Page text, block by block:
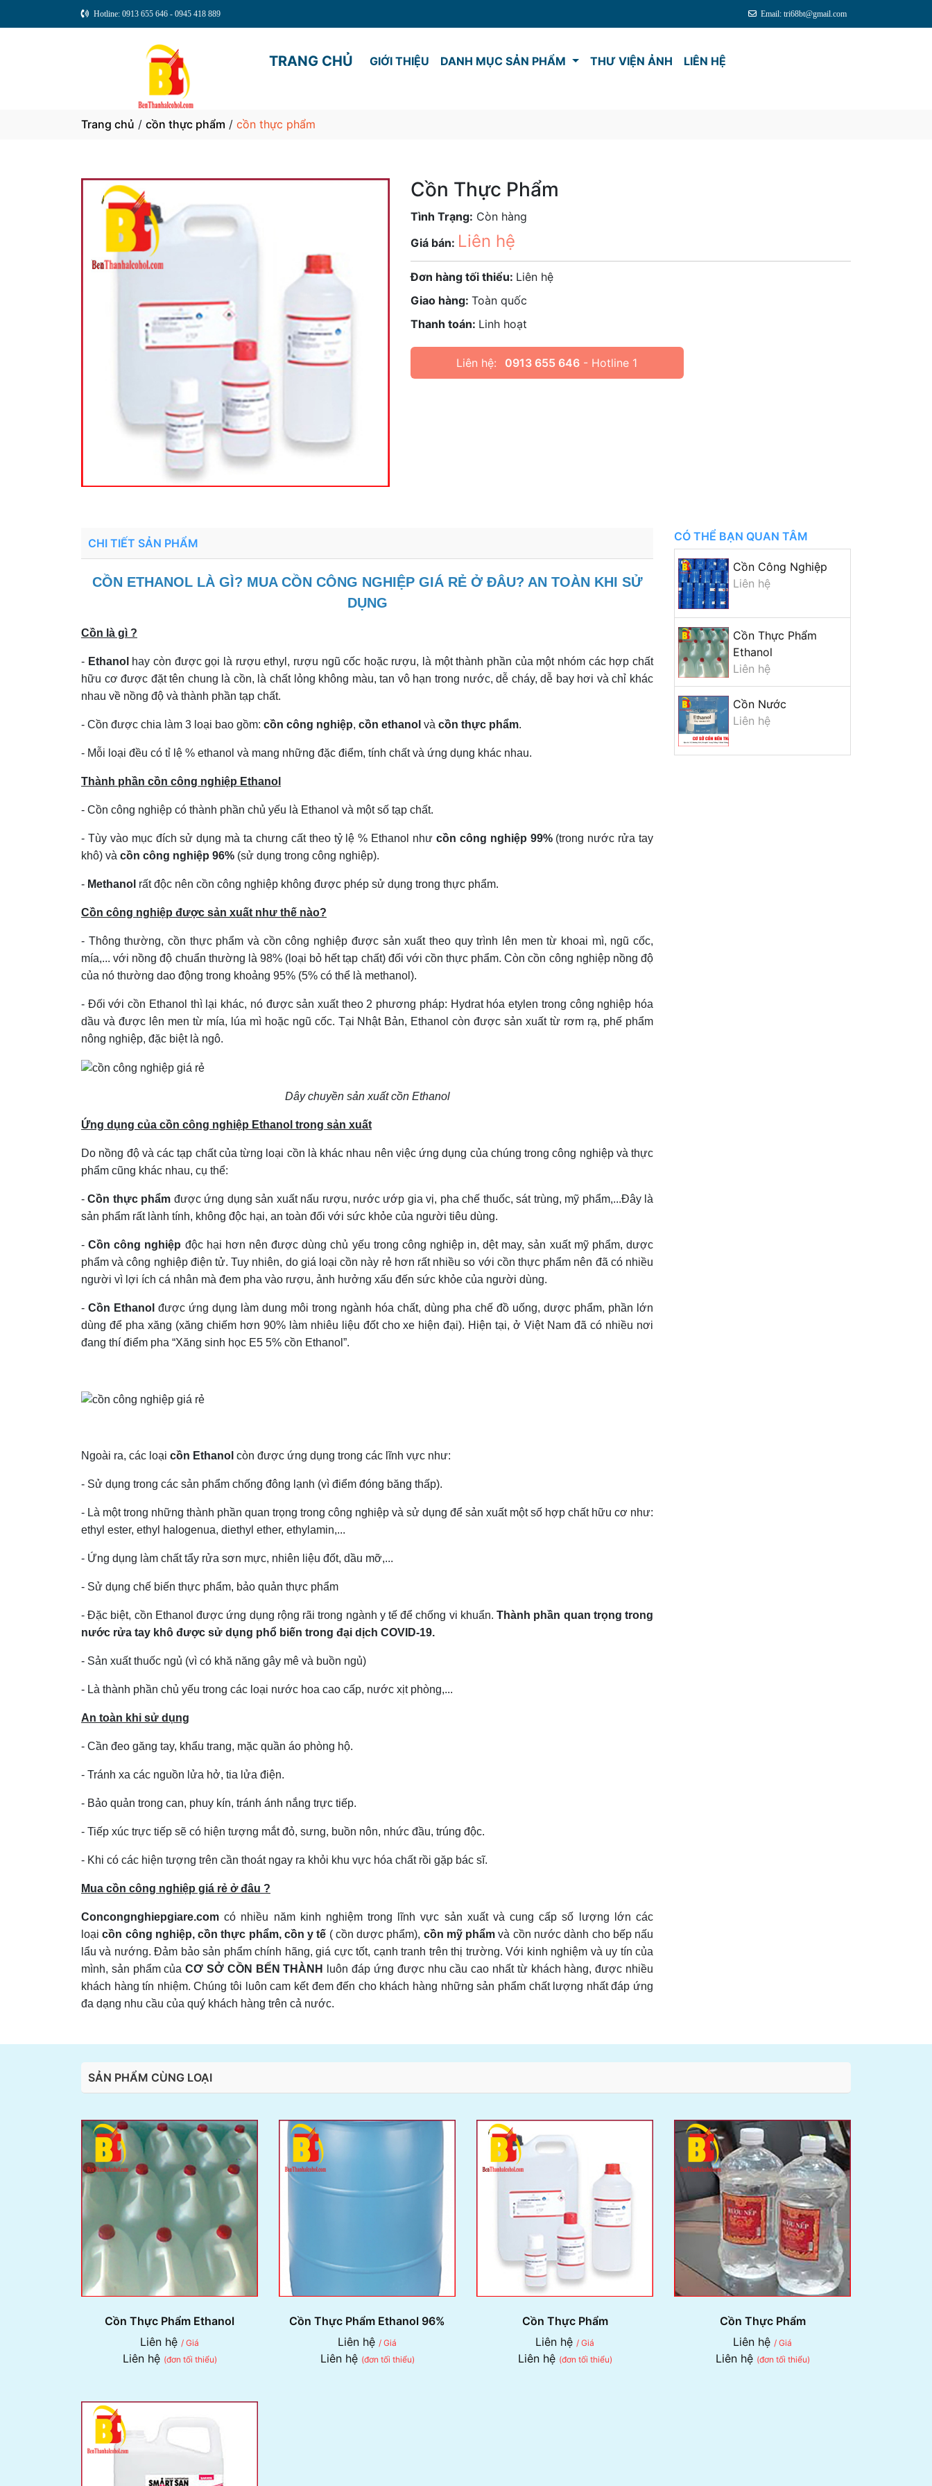
Hotline: 0913 655 646 - 0945 418 889 Email: tri68bt@gmail.com
TRANG CHỦ GIỚI THIỆU DANH MỤC SẢN PHẨM THƯ VIỆN ẢNH LIÊN HỆ
Trang chủ / cồn thực phẩm / cồn thực phẩm
Cồn Thực Phẩm
Tình Trạng: Còn hàng
Giá bán: Liên hệ
Đơn hàng tối thiểu: Liên hệ
Giao hàng: Toàn quốc
Thanh toán: Linh hoạt
Liên hệ: 0913 655 646 - Hotline 1
CHI TIẾT SẢN PHẨM
CỒN ETHANOL LÀ GÌ? MUA CỒN CÔNG NGHIỆP GIÁ RẺ Ở ĐÂU? AN TOÀN KHI SỬ
DỤNG
Cồn là gì ?
- Ethanol hay còn được gọi là rượu ethyl, rượu ngũ cốc hoặc rượu, là một thành phần của một nhóm các hợp chất
hữu cơ được đặt tên chung là cồn, là chất lỏng không màu, tan vô hạn trong nước, dễ cháy, dễ bay hơi và chỉ khác
nhau về nồng độ và thành phần tạp chất.
- Cồn được chia làm 3 loại bao gồm: cồn công nghiệp, cồn ethanol và cồn thực phẩm.
- Mỗi loại đều có tỉ lệ % ethanol và mang những đặc điểm, tính chất và ứng dụng khác nhau.
Thành phần cồn công nghiệp Ethanol
- Cồn công nghiệp có thành phần chủ yếu là Ethanol và một số tạp chất.
- Tùy vào mục đích sử dụng mà ta chưng cất theo tỷ lệ % Ethanol như cồn công nghiệp 99% (trong nước rửa tay
khô) và cồn công nghiệp 96% (sử dụng trong công nghiệp).
- Methanol rất độc nên cồn công nghiệp không được phép sử dụng trong thực phẩm.
Cồn công nghiệp được sản xuất như thế nào?
- Thông thường, cồn thực phẩm và cồn công nghiệp được sản xuất theo quy trình lên men từ khoai mì, ngũ cốc,
mía,... với nồng độ chuẩn thường là 98% (loại bỏ hết tạp chất) đối với cồn thực phẩm. Còn cồn công nghiệp nồng độ
của nó thường dao động trong khoảng 95% (5% có thể là methanol).
- Đối với cồn Ethanol thì lại khác, nó được sản xuất theo 2 phương pháp: Hydrat hóa etylen trong công nghiệp hóa
dầu và được lên men từ mía, lúa mì hoặc ngũ cốc. Tại Nhật Bản, Ethanol còn được sản xuất từ rơm rạ, phế phẩm
nông nghiệp, đặc biệt là ngô.
Dây chuyền sản xuất cồn Ethanol
Ứng dụng của cồn công nghiệp Ethanol trong sản xuất
Do nồng độ và các tạp chất của từng loại cồn là khác nhau nên việc ứng dụng của chúng trong công nghiệp và thực
phẩm cũng khác nhau, cụ thể:
-Cồn thực phẩm được ứng dụng sản xuất nấu rượu, nước ướp gia vị, pha chế thuốc, sát trùng, mỹ phẩm,...Đây là
sản phẩm rất lành tính, không độc hại, an toàn đối với sức khỏe của người tiêu dùng.
-Cồn công nghiệp độc hại hơn nên được dùng chủ yếu trong công nghiệp in, dệt may, sản xuất mỹ phẩm, dược
phẩm và công nghiệp điện tử. Tuy nhiên, do giá loại cồn này rẻ hơn rất nhiều so với cồn thực phẩm nên đã có nhiều
người vì lợi ích cá nhân mà đem pha vào rượu, ảnh hưởng xấu đến sức khỏe của người dùng.
- Cồn Ethanol được ứng dụng làm dung môi trong ngành hóa chất, dùng pha chế đồ uống, dược phẩm, phần lớn
dùng để pha xăng (xăng chiếm hơn 90% làm nhiêu liệu đốt cho xe hiện đại). Hiện tại, ở Việt Nam đã có nhiều nơi
đang thí điểm pha “Xăng sinh học E5 5% cồn Ethanol”.
Ngoài ra, các loại cồn Ethanol còn được ứng dụng trong các lĩnh vực như:
- Sử dụng trong các sản phẩm chống đông lạnh (vì điểm đóng băng thấp).
- Là một trong những thành phần quan trọng trong công nghiệp và sử dụng để sản xuất một số hợp chất hữu cơ như:
ethyl ester, ethyl halogenua, diethyl ether, ethylamin,...
- Ứng dụng làm chất tẩy rửa sơn mực, nhiên liệu đốt, dầu mỡ,...
- Sử dụng chế biến thực phẩm, bảo quản thực phẩm
- Đặc biệt, cồn Ethanol được ứng dụng rộng rãi trong ngành y tế để chống vi khuẩn.Thành phần quan trọng trong
nước rửa tay khô được sử dụng phổ biến trong đại dịch COVID-19.
- Sản xuất thuốc ngủ (vì có khă năng gây mê và buồn ngủ)
- Là thành phần chủ yếu trong các loại nước hoa cao cấp, nước xịt phòng,...
An toàn khi sử dụng
- Cần đeo găng tay, khẩu trang, mặc quần áo phòng hộ.
- Tránh xa các nguồn lửa hở, tia lửa điện.
- Bảo quản trong can, phuy kín, tránh ánh nắng trực tiếp.
- Tiếp xúc trực tiếp sẽ có hiện tượng mắt đỏ, sưng, buồn nôn, nhức đầu, trúng độc.
- Khi có các hiện tượng trên cần thoát ngay ra khỏi khu vực hóa chất rồi gặp bác sĩ.
Mua cồn công nghiệp giá rẻ ở đâu ?
Concongnghiepgiare.com có nhiều năm kinh nghiệm trong lĩnh vực sản xuất và cung cấp số lượng lớn các
loạicồn công nghiệp, cồn thực phẩm, cồn y tế ( cồn dược phẩm), cồn mỹ phẩm và cồn nước dành cho bếp nấu
lẩu và nướng. Đảm bảo sản phẩm chính hãng, giá cực tốt, cạnh tranh trên thị trường. Với kinh nghiệm và uy tín của
mình, sản phẩm củaCƠ SỞ CỒN BẾN THÀNH
luôn đáp ứng được nhu cầu cao nhất từ khách hàng, được nhiều
khách hàng tín nhiệm. Chúng tôi luôn cam kết đem đến cho khách hàng những sản phẩm chất lượng nhất đáp ứng
đa dạng nhu cầu của quý khách hàng trên cả nước.
CÓ THỂ BẠN QUAN TÂM
Cồn Công Nghiệp
Liên hệ
Cồn Thực Phẩm
Ethanol
Liên hệ
Cồn Nước
Liên hệ
SẢN PHẨM CÙNG LOẠI
Cồn Thực Phẩm Ethanol
Liên hệ / Giá
Liên hệ (đơn tối thiểu)
Cồn Thực Phẩm Ethanol 96%
Liên hệ / Giá
Liên hệ (đơn tối thiểu)
Cồn Thực Phẩm
Liên hệ / Giá
Liên hệ (đơn tối thiểu)
Cồn Thực Phẩm
Liên hệ / Giá
Liên hệ (đơn tối thiểu)